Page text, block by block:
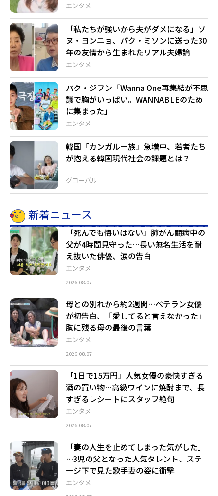
エンタメ
エンタメ
「私たちが強いから夫がダメになる」ソ
ヌ・ヨンニョ、パク・ミソンに送った30
年の友情から生まれたリアル夫婦論
エンタメ
パク・ジフン「Wanna One再集結が不思
議で胸がいっぱい。WANNABLEのため
に集まった」
グローバル
韓国「カンガルー族」急増中、若者たち
が抱える韓国現代社会の課題とは？
新着ニュース
エンタメ
「死んでも悔いはない」肺がん闘病中の
父が4時間見守った…長い無名生活を耐
え抜いた俳優、涙の告白
2026.08.07
エンタメ
母との別れから約2週間…ベテラン女優
が初告白、「愛してると言えなかった」
胸に残る母の最後の言葉
2026.08.07
エンタメ
「1日で15万円」人気女優の豪快すぎる
酒の買い物…高級ワインに焼酎まで、長
すぎるレシートにスタッフ絶句
2026.08.07
エンタメ
「妻の人生を止めてしまった気がした」
…3児の父となった人気タレント、ステ
ージ下で見た歌手妻の姿に衝撃